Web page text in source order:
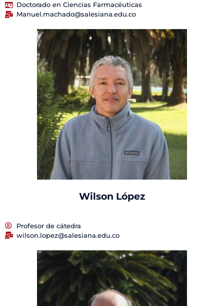
Doctorado en Ciencias Farmacéuticas
Manuel.machado@salesiana.edu.co
Wilson López
Profesor de cátedra
wilson.lopez@salesiana.edu.co